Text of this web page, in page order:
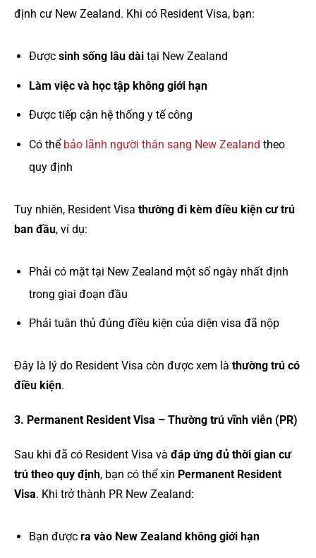
định cư New Zealand. Khi có Resident Visa, bạn:
Được sinh sống lâu dàitại New Zealand
Làm việc và học tập không giới hạn
Được tiếp cận hệ thống y tế công
Có thể bảo lãnh người thân sang New Zealand theo
quy định
Tuy nhiên, Resident Visa thường đi kèm điều kiện cư trú
ban đầu, ví dụ:
Phải có mặt tại New Zealand một số ngày nhất định
trong giai đoạn đầu
Phải tuân thủ đúng điều kiện của diện visa đã nộp
Đây là lý do Resident Visa còn được xem là thường trú có
điều kiện.
3. Permanent Resident Visa – Thường trú vĩnh viễn (PR)
Sau khi đã có Resident Visa và đáp ứng đủ thời gian cư
trú theo quy định, bạn có thể xin Permanent Resident
Visa. Khi trở thành PR New Zealand:
Bạn được ra vào New Zealand không giới hạn